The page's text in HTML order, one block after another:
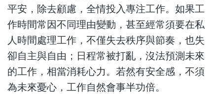
平安，除去顧慮，全情投入專注工作。如果工
作時間常因不同理由變動，甚至經常須要在私
人時間處理工作，不僅失去秩序與節奏，也失
卻自主與自由；日程常被打亂，沒法預測未來
的工作，相當消耗心力。若然有安全感，不須
為未來憂心，工作自然會事半功倍。